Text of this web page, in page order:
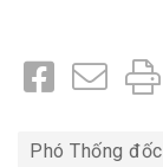
Phó Thống đốc